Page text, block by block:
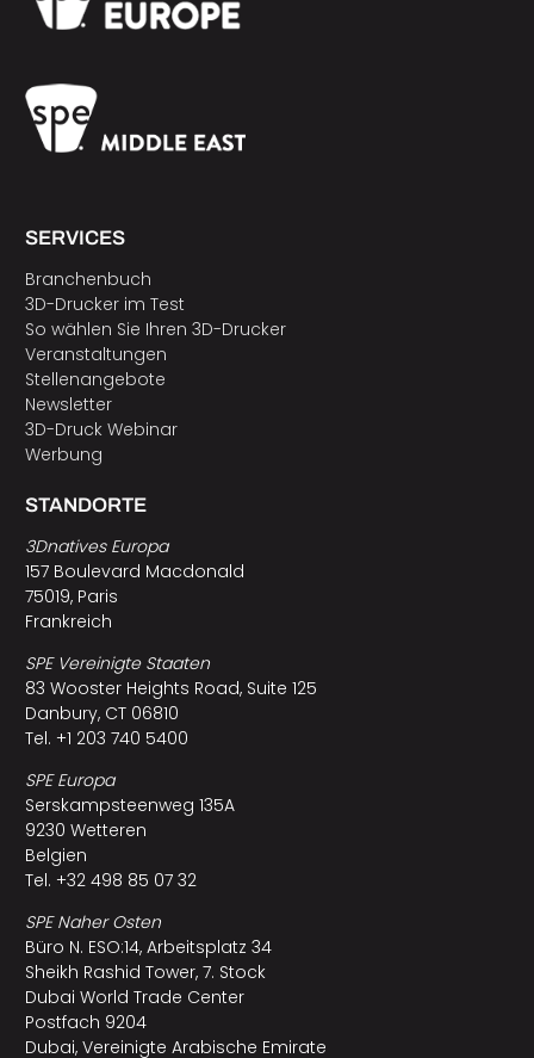
SERVICES
Branchenbuch
3D-Drucker im Test
So wählen Sie Ihren 3D-Drucker
Veranstaltungen
Stellenangebote
Newsletter
3D-Druck Webinar
Werbung
STANDORTE
3Dnatives Europa
157 Boulevard Macdonald
75019, Paris
Frankreich
SPE Vereinigte Staaten
83 Wooster Heights Road, Suite 125
Danbury, CT 06810
Tel. +1 203 740 5400
SPE Europa
Serskampsteenweg 135A
9230 Wetteren
Belgien
Tel. +32 498 85 07 32
SPE Naher Osten
Büro N. ESO:14, Arbeitsplatz 34
Sheikh Rashid Tower, 7. Stock
Dubai World Trade Center
Postfach 9204
Dubai, Vereinigte Arabische Emirate